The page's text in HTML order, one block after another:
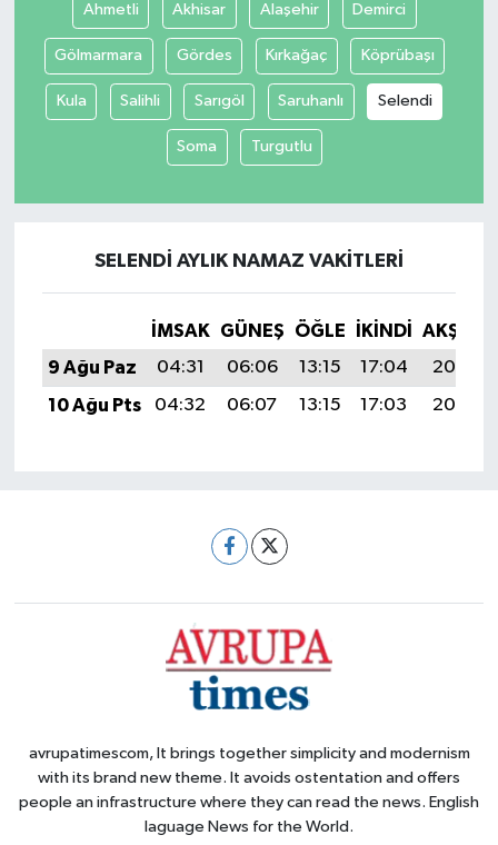
Ahmetli Akhisar Alaşehir Demirci
Gölmarmara Gördes Kırkağaç Köprübaşı
Kula Salihli Sarıgöl Saruhanlı Selendi
Soma Turgutlu
SELENDI AYLIK NAMAZ VAKITLERI
İMSAK GÜNEŞ ÖĞLE İKINDI
AKŞAM
9 Ağu Paz
04:31 06:06 13:15 17:04
20:15
10 Ağu Pts
04:32 06:07 13:15 17:03 20:13
avrupatimescom, It brings together simplicity and modernism
with its brand new theme. It avoids ostentation and offers
people an infrastructure where they can read the news. English
laguage News for the World.